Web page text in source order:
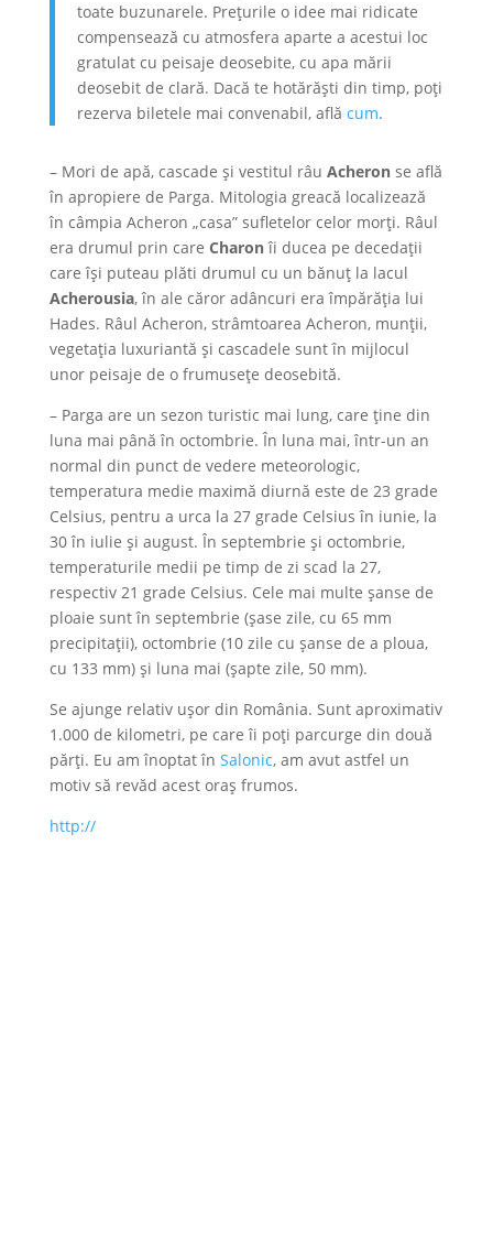
toate buzunarele. Prețurile o idee mai ridicate
compensează cu atmosfera aparte a acestui loc
gratulat cu peisaje deosebite, cu apa mării
deosebit de clară. Dacă te hotărăști din timp, poți
rezerva biletele mai convenabil, află cum.
– Mori de apă, cascade și vestitul râu Acheronse află
în apropiere de Parga. Mitologia greacă localizează
în câmpia Acheron „casa” sufletelor celor morți. Râul
era drumul prin care Charonîi ducea pe decedații
care își puteau plăti drumul cu un bănuț la lacul
Acherousia, în ale căror adâncuri era împărăția lui
Hades. Râul Acheron, strâmtoarea Acheron, munții,
vegetația luxuriantă și cascadele sunt în mijlocul
unor peisaje de o frumusețe deosebită.
– Parga are un sezon turistic mai lung, care ține din
luna mai până în octombrie. În luna mai, într-un an
normal din punct de vedere meteorologic,
temperatura medie maximă diurnă este de 23 grade
Celsius, pentru a urca la 27 grade Celsius în iunie, la
30 în iulie și august. În septembrie și octombrie,
temperaturile medii pe timp de zi scad la 27,
respectiv 21 grade Celsius. Cele mai multe șanse de
ploaie sunt în septembrie (șase zile, cu 65 mm
precipitații), octombrie (10 zile cu șanse de a ploua,
cu 133 mm) și luna mai (șapte zile, 50 mm).
Se ajunge relativ ușor din România. Sunt aproximativ
1.000 de kilometri, pe care îi poți parcurge din două
părți. Eu am înoptat în Salonic, am avut astfel un
motiv să revăd acest oraș frumos.
http://